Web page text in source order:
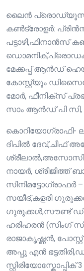
ലൈൻ
കൺട്രോളർ:
പട്ടാഴി,ഫിനാൻസ്
മേക്കപ്പ് ആൻഡ്
കോസ്റ്റ്യൂം ഡിസൈൻ:
മോർ, ഫീനിക്സ്
സാം ആൻഡ് പി സി,
കൊറിയോഗ്രാഫി-
ദിപിൽ ദേവ്,ചീഫ്
നായർ, ശ്രീജിത്ത്
സിനിമട്ടോഗ്രാഫർ
സയീദ്,കളരി
ഗുരുക്കൾ,സൗണ്ട്
ഹരിഹരൻ (സിംഗ്
രാജാകൃഷ്ണൻ,
അപ്പു എൻ